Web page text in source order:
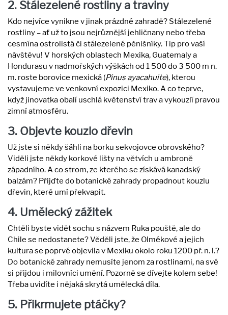
2. Stálezelené rostliny a traviny
Kdo nejvíce vynikne v jinak prázdné zahradě? Stálezelené
rostliny – ať už to jsou nejrůznější jehličnany nebo třeba
cesmína ostrolistá či stálezelené pěnišníky. Tip pro vaší
návštěvu! V horských oblastech Mexika, Guatemaly a
Hondurasu v nadmořských výškách od 1 500 do 3 500 m n.
m. roste borovice mexická (Pinus ayacahuite), kterou
vystavujeme ve venkovní expozici Mexiko. A co teprve,
když jinovatka obalí uschlá květenství trav a vykouzlí pravou
zimní atmosféru.
3. Objevte kouzlo dřevin
Už jste si někdy šáhli na borku sekvojovce obrovského?
Viděli jste někdy korkové lišty na větvích u ambroně
západního. A co strom, ze kterého se získává kanadský
balzám? Přijďte do botanické zahrady propadnout kouzlu
dřevin, které umí překvapit.
4. Umělecký zážitek
Chtěli byste vidět sochu s názvem Ruka pouště, ale do
Chile se nedostanete? Věděli jste, že Olmékové a jejich
kultura se poprvé objevila v Mexiku okolo roku 1200 př. n. l.?
Do botanické zahrady nemusíte jenom za rostlinami, na své
si přijdou i milovníci umění. Pozorně se dívejte kolem sebe!
Třeba uvidíte i nějaká skrytá umělecká díla.
5. Přikrmujete ptáčky?